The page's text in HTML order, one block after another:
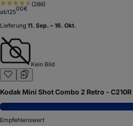
(286)
ab12500€
Lieferung 11. Sep. – 16. Okt.
Kein Bild
Kodak Mini Shot Combo 2 Retro -
7,3
Empfehlenswert